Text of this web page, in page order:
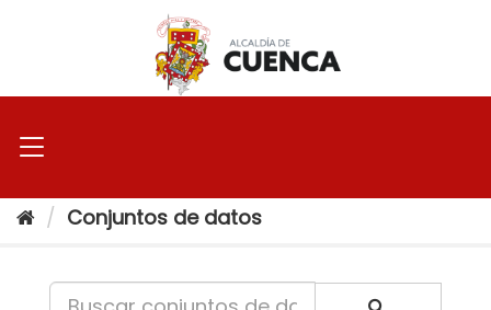
Conjuntos de datos